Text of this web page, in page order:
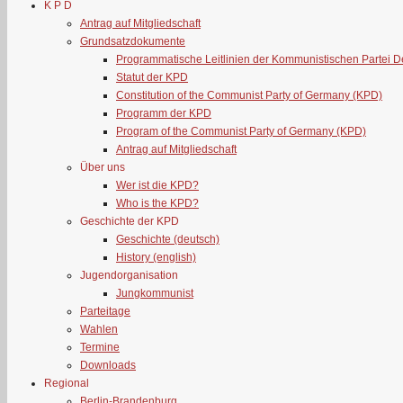
K P D
Antrag auf Mitgliedschaft
Grundsatzdokumente
Programmatische Leitlinien der Kommunistischen Partei
Statut der KPD
Constitution of the Communist Party of Germany (KPD)
Programm der KPD
Program of the Communist Party of Germany (KPD)
Antrag auf Mitgliedschaft
Über uns
Wer ist die KPD?
Who is the KPD?
Geschichte der KPD
Geschichte (deutsch)
History (english)
Jugendorganisation
Jungkommunist
Parteitage
Wahlen
Termine
Downloads
Regional